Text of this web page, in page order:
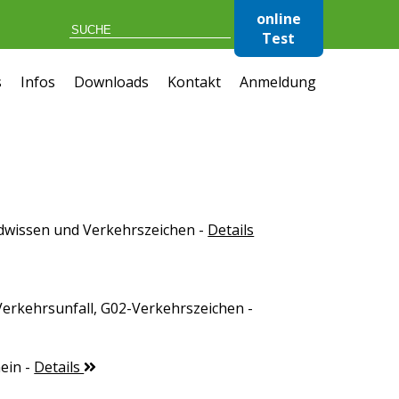
online
Test
Infos Downloads Kontakt Anmeldung
und Verkehrszeichen - Details
G02-Verkehrszeichen -
- Details